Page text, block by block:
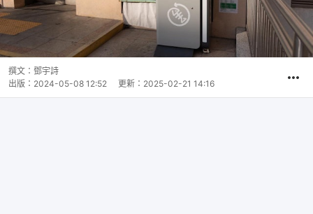
撰文： 鄧宇詩
出版： 2024-05-08 12:52 更新： 2025-02-21 14:16